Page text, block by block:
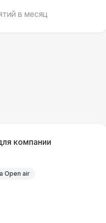
в месяц
компании
Open air